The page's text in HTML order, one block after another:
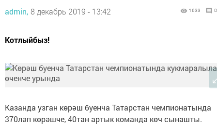
admin, 8 декабрь 2019 - 13:42 1633 0
Котлыйбыз!
Казанда узган көрәш буенча Татарстан чемпионатында
370ләп көрәшче, 40тан артык команда көч сынашты.